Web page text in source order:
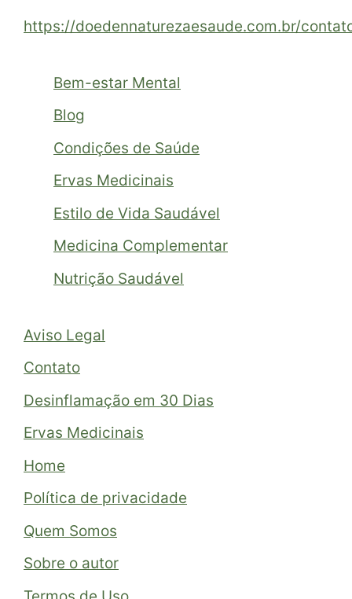
https://doedennaturezaesaude.com.br/
Bem-estar Mental
Blog
Condições de Saúde
Ervas Medicinais
Estilo de Vida Saudável
Medicina Complementar
Nutrição Saudável
Aviso Legal
Contato
Desinflamação em 30 Dias
Ervas Medicinais
Home
Política de privacidade
Quem Somos
Sobre o autor